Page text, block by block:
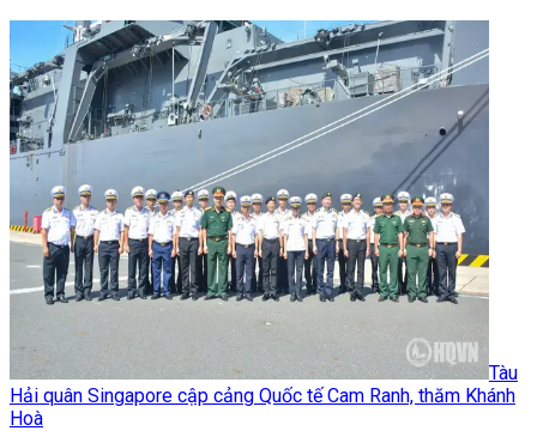
Tàu
Hải quân Singapore cập cảng Quốc tế Cam Ranh, thăm Khánh
Hoà